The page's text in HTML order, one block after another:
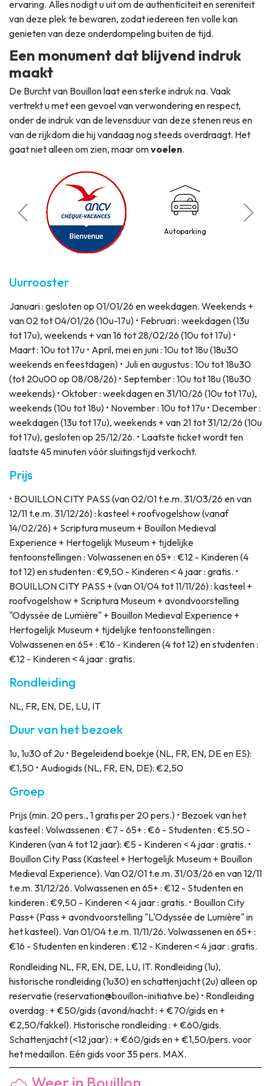
ervaring. Alles nodigt u uit om de authenticiteit en sereniteit
van deze plek te bewaren, zodat iedereen ten volle kan
genieten van deze onderdompeling buiten de tijd.
Een monument dat blijvend indruk
maakt
De Burcht van Bouillon laat een sterke indruk na. Vaak
vertrekt u met een gevoel van verwondering en respect,
onder de indruk van de levensduur van deze stenen reus en
van de rijkdom die hij vandaag nog steeds overdraagt. Het
gaat niet alleen om zien, maar omvoelen.
Autoparking
Uurrooster
Januari : gesloten op 01/01/26 en weekdagen. Weekends +
van 02 tot 04/01/26 (10u-17u) • Februari : weekdagen (13u
tot 17u), weekends + van 16 tot 28/02/26 (10u tot 17u) •
Maart : 10u tot 17u • April, mei en juni : 10u tot 18u (18u30
weekends en feestdagen) • Juli en augustus : 10u tot 18u30
(tot 20u00 op 08/08/26) • September : 10u tot 18u (18u30
weekends) • Oktober : weekdagen en 31/10/26 (10u tot 17u),
weekends (10u tot 18u) • November : 10u tot 17u • December :
weekdagen (13u tot 17u), weekends + van 21 tot 31/12/26 (10u
tot 17u), gesloten op 25/12/26. • Laatste ticket wordt ten
laatste 45 minuten vóór sluitingstijd verkocht.
Prijs
• BOUILLON CITY PASS (van 02/01 t.e.m. 31/03/26 en van
12/11 t.e.m. 31/12/26) : kasteel + roofvogelshow (vanaf
14/02/26) + Scriptura museum + Bouillon Medieval
Experience + Hertogelijk Museum + tijdelijke
tentoonstellingen : Volwassenen en 65+ : €12 - Kinderen (4
tot 12) en studenten : €9,50 - Kinderen < 4 jaar : gratis. •
BOUILLON CITY PASS + (van 01/04 tot 11/11/26) : kasteel +
roofvogelshow + Scriptura Museum + avondvoorstelling
"Odyssée de Lumière" + Bouillon Medieval Experience +
Hertogelijk Museum + tijdelijke tentoonstellingen :
Volwassenen en 65+ : €16 - Kinderen (4 tot 12) en studenten :
€12 - Kinderen < 4 jaar : gratis.
Rondleiding
NL, FR, EN, DE, LU, IT
Duur van het bezoek
1u, 1u30 of 2u • Begeleidend boekje (NL, FR, EN, DE en ES):
€1,50 • Audiogids (NL, FR, EN, DE): €2,50
Groep
Prijs (min. 20 pers., 1 gratis per 20 pers.) • Bezoek van het
kasteel : Volwassenen : €7 - 65+ : €6 - Studenten : €5.50 -
Kinderen (van 4 tot 12 jaar): €5 - Kinderen < 4 jaar : gratis. •
Bouillon City Pass (Kasteel + Hertogelijk Museum + Bouillon
Medieval Experience). Van 02/01 t.e.m. 31/03/26 en van 12/11
t.e.m. 31/12/26. Volwassenen en 65+ : €12 - Studenten en
kinderen : €9,50 - Kinderen < 4 jaar : gratis. • Bouillon City
Pass+ (Pass + avondvoorstelling "L'Odyssée de Lumière" in
het kasteel). Van 01/04 t.e.m. 11/11/26. Volwassenen en 65+ :
€16 - Studenten en kinderen : €12 - Kinderen < 4 jaar : gratis.
Rondleiding NL, FR, EN, DE, LU, IT. Rondleiding (1u),
historische rondleiding (1u30) en schattenjacht (2u) alleen op
reservatie (reservation@bouillon-initiative.be) • Rondleiding
overdag : + €50/gids (avond/nacht : + €70/gids en +
€2,50/fakkel). Historische rondleiding : + €60/gids.
Schattenjacht (<12 jaar) : + €60/gids en + €1,50/pers. voor
het medaillon. Eén gids voor 35 pers. MAX.
Weer in Bouillon